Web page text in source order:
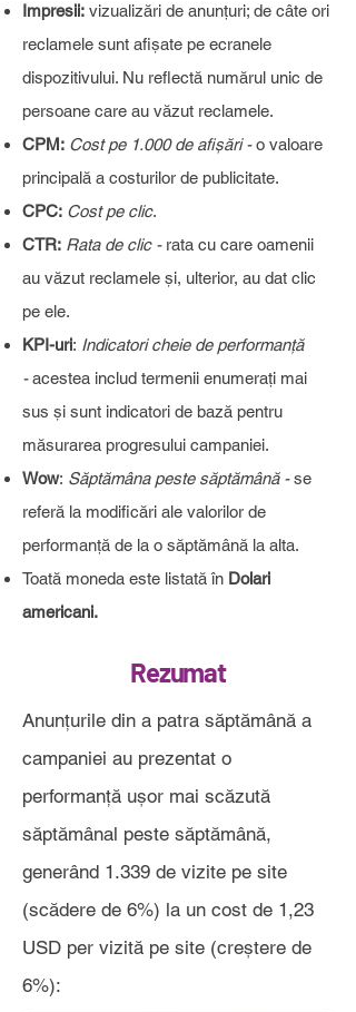
Impresii: vizualizări de anunțuri; de câte ori
reclamele sunt afișate pe ecranele
dispozitivului. Nu reflectă numărul unic de
persoane care au văzut reclamele.
CPM: Cost pe 1.000 de afișări -o valoare
principală a costurilor de publicitate.
CPC: Cost pe clic.
CTR: Rata de clic - rata cu care oamenii
au văzut reclamele și, ulterior, au dat clic
pe ele.
KPI-uri: Indicatori cheie de performanță
-acestea includ termenii enumerați mai
sus și sunt indicatori de bază pentru
măsurarea progresului campaniei.
Wow: Săptămâna peste săptămână -se
referă la modificări ale valorilor de
performanță de la o săptămână la alta.
Toată moneda este listată în Dolari
americani.
Rezumat
Anunțurile din a patra săptămână a
campaniei au prezentat o
performanță ușor mai scăzută
săptămânal peste săptămână,
generând 1.339 de vizite pe site
(scădere de 6%) la un cost de 1,23
USD per vizită pe site (creștere de
6%):